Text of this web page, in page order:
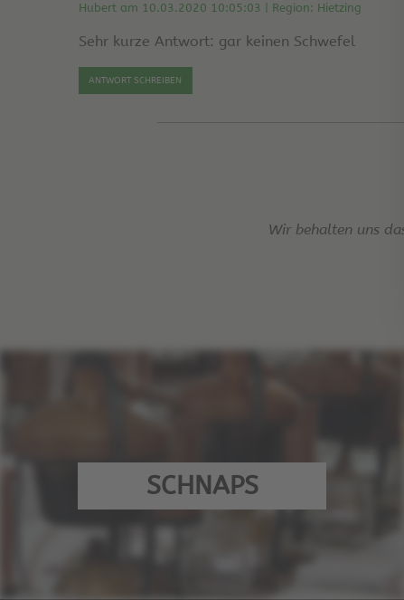
Hubert am 10.03.2020 10:05:03 | Region: Hietzing
Sehr kurze Antwort: gar keinen Schwefel
ANTWORT SCHREIBEN
Wir behalten uns
SCHNAPS